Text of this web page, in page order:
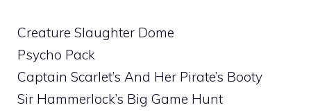
Creature Slaughter Dome
Psycho Pack
Captain Scarlet’s And Her Pirate’s Booty
Sir Hammerlock’s Big Game Hunt